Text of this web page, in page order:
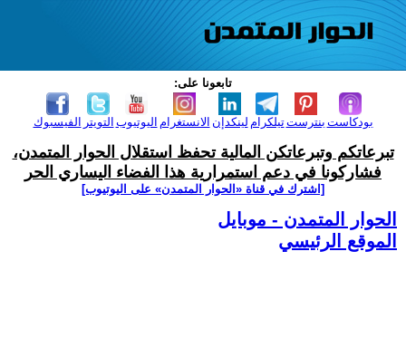
تابعونا على:
الفيسبوك التويتر اليوتيوب الانستغرام لينكدإن تيلكرامبنترست بودكاست
تبرعاتكم وتبرعاتكن المالية تحفظ استقلال الحوار المتمدن،
فشاركونا في دعم استمرارية هذا الفضاء اليساري الحر
[اشترك في قناة ‫«الحوار المتمدن» على اليوتيوب]
الحوار المتمدن - موبايل
الموقع الرئيسي